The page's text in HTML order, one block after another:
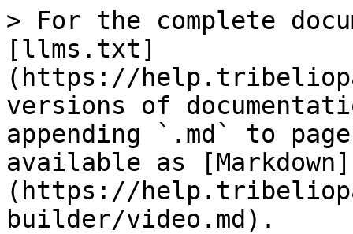
> For the complete
[llms.txt]
(https://
versions of
appending `.md` to
available as [Markdown]
(https://
builder/video.md).